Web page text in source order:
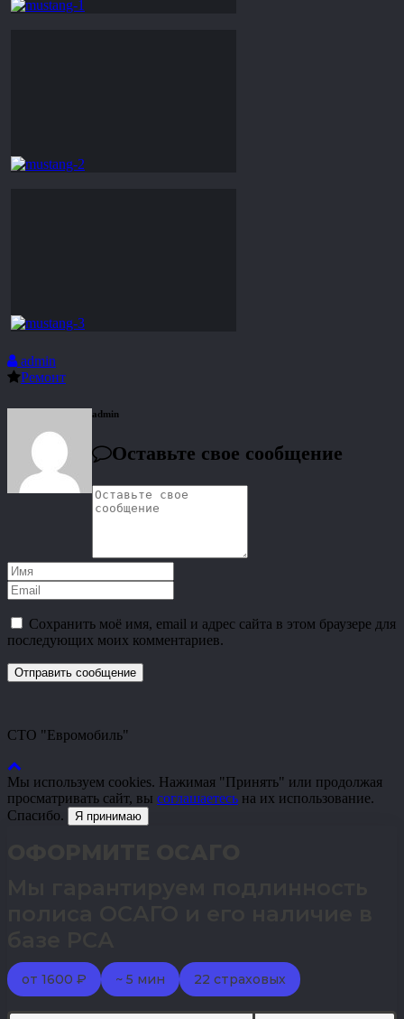
admin
Ремонт
admin
Оставьте свое сообщение
Сохранить моё имя, email и адрес сайта в этом браузере для
последующих моих комментариев.
СТО "Евромобиль"
Мы используем cookies. Нажимая "Принять" или продолжая
просматривать сайт, вы соглашаетесь на их использование.
Спасибо.
Я принимаю